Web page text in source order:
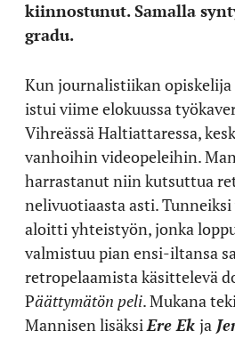
kiinnostunut. Samalla
gradu.
Kun journalistiikan
istui viime elokuussa
Vihreässä Haltiattaressa,
vanhoihin videopeleihin.
harrastanut niin kutsuttua
nelivuotiaasta asti.
aloitti yhteistyön, jonka
valmistuu pian ensi-iltansa
retropelaamista käsittelevä
Päättymätön peli. Mukana
Mannisen lisäksi Ere Ek ja